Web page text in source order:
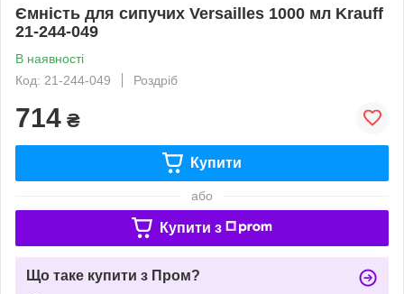
Ємність для сипучих Versailles 1000 мл Krauff
21-244-049
В наявності
Код: 21-244-049
Роздріб
714 ₴
Купити
або
Купити з
Що таке купити з Пром?